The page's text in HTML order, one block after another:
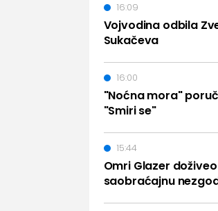
Vojvodina odbila
Sukačeva
16:09
"Noćna mora"
"Smiri se"
16:00
Omri Glazer doživeo
saobraćajnu
15:44